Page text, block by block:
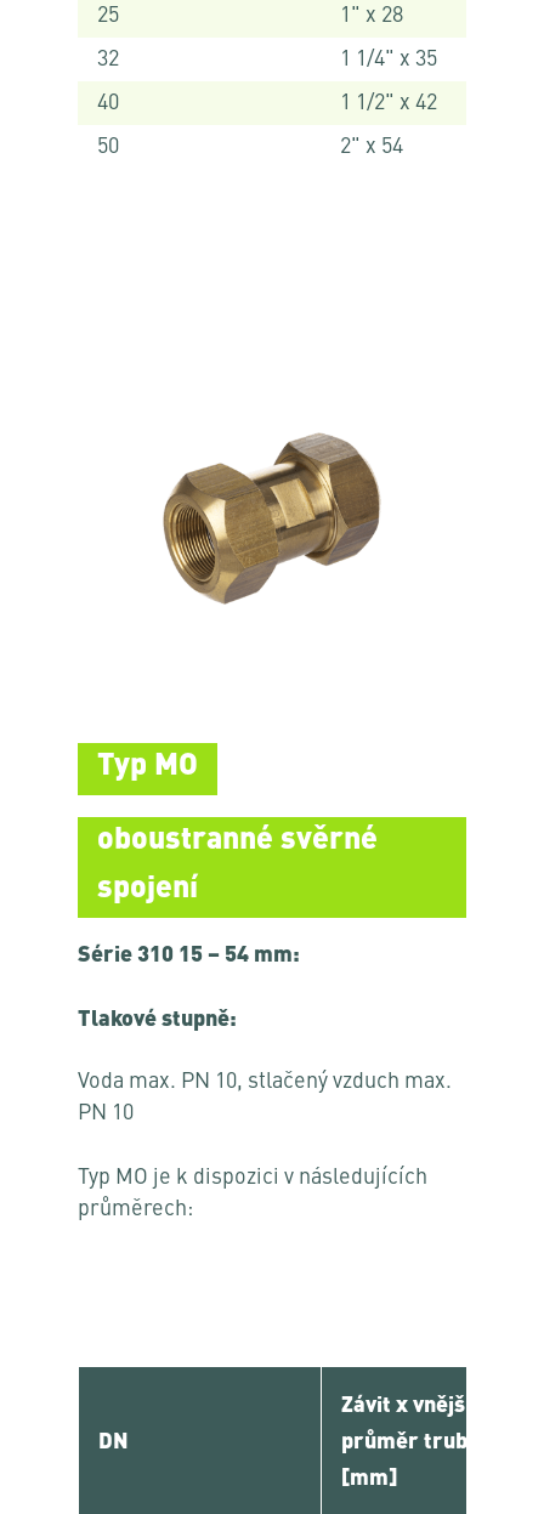
25
1" x 28
32
1 1/4" x 35
40
1 1/2" x 42
50
2" x 54
Typ MO
oboustranné svěrné
spojení
Série 310 15 – 54 mm:
Tlakové stupně:
Voda max. PN 10, stlačený vzduch max.
PN 10
Typ MO je k dispozici v následujících
průměrech:
DN
Závit x vnější
průměr trubky-Ø
[mm]